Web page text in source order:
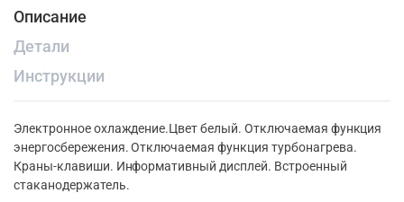
Описание
Детали
Инструкции
Электронное охлаждение.Цвет белый. Отключаемая функция
энергосбережения. Отключаемая функция турбонагрева.
Краны-клавиши. Информативный дисплей. Встроенный
стаканодержатель.